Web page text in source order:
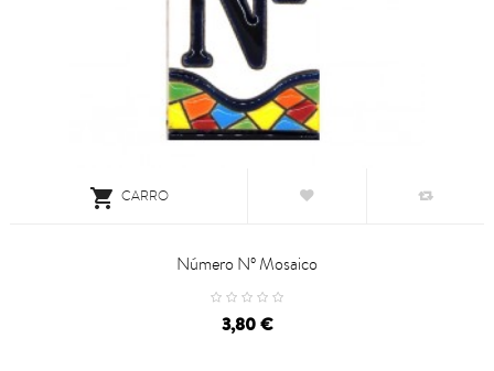
 CARRO
Número Nº Mosaico
Precio
3,80 €